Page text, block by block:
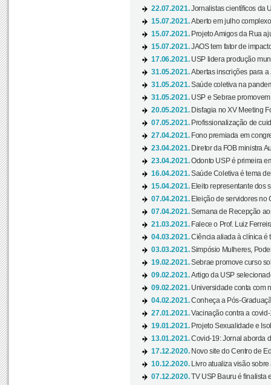
22.07.2021.Jornalistas científicos da
15.07.2021.Aberto em julho
15.07.2021. Projeto Amigos da Rua
15.07.2021.JAOS tem fator de
17.06.2021. USP lidera produção
31.05.2021.Abertas inscrições para
31.05.2021.Saúde coletiva na
31.05.2021. USP e Sebrae
20.05.2021. Disfagia no XV Meeting
07.05.2021. Profissionalização de
27.04.2021. Fono premiada em
23.04.2021. Diretor da FOB ministra
23.04.2021.Odonto USP é primeira
16.04.2021.Saúde Coletiva é tema
15.04.2021. Eleito representante dos
07.04.2021. Eleição de servidores no
07.04.2021.Semana de Recepção
21.03.2021. Falece o Prof. Luiz
04.03.2021.Ciência aliada à clínica é
03.03.2021.Simpósio Mulheres,
19.02.2021.Sebrae promove curso
09.02.2021.Artigo da USP
09.02.2021. Universidade conta com
04.02.2021.Conheça a Pós-
27.01.2021.Vacinação contra a
19.01.2021. Projeto Sexualidade e
13.01.2021.Covid-19: Jornal aborda
17.12.2020. Novo site do Centro de
10.12.2020.
Livro atualiza visão
07.12.2020.TV USP Bauru é finalista